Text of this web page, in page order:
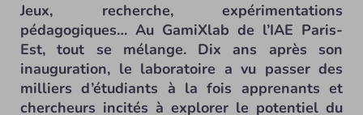
Jeux, recherche, expérimentations
pédagogiques… Au GamiXlab de l’IAE Paris-
Est, tout se mélange. Dix ans après son
inauguration, le laboratoire a vu passer des
milliers d’étudiants à la fois apprenants et
chercheurs incités à explorer le potentiel du